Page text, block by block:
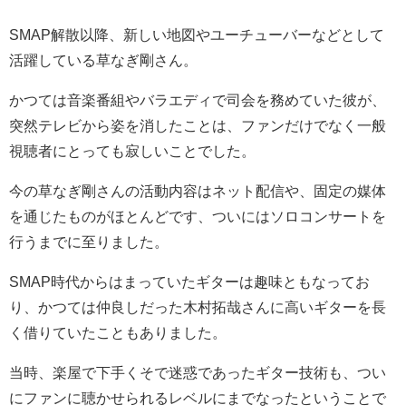
SMAP解散以降、新しい地図やユーチューバーなどとして
活躍している草なぎ剛さん。
かつては音楽番組やバラエディで司会を務めていた彼が、
突然テレビから姿を消したことは、ファンだけでなく一般
視聴者にとっても寂しいことでした。
今の草なぎ剛さんの活動内容はネット配信や、固定の媒体
を通じたものがほとんどです、ついにはソロコンサートを
行うまでに至りました。
SMAP時代からはまっていたギターは趣味ともなってお
り、かつては仲良しだった木村拓哉さんに高いギターを長
く借りていたこともありました。
当時、楽屋で下手くそで迷惑であったギター技術も、つい
にファンに聴かせられるレベルにまでなったということで